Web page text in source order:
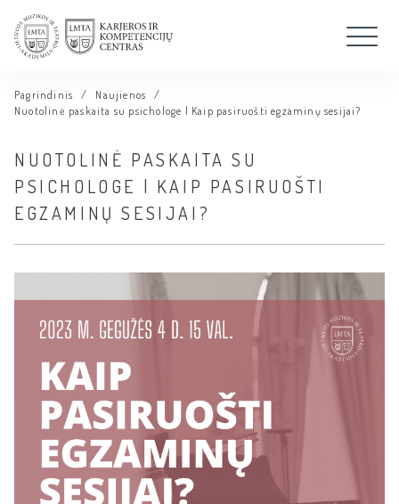
Pagrindinis / Naujienos
/
Nuotolinė paskaita su psichologe | Kaip pasiruošti egzaminų sesijai?
NUOTOLINĖ PASKAITA SU
PSICHOLOGE | KAIP PASIRUOŠTI
EGZAMINŲ SESIJAI?